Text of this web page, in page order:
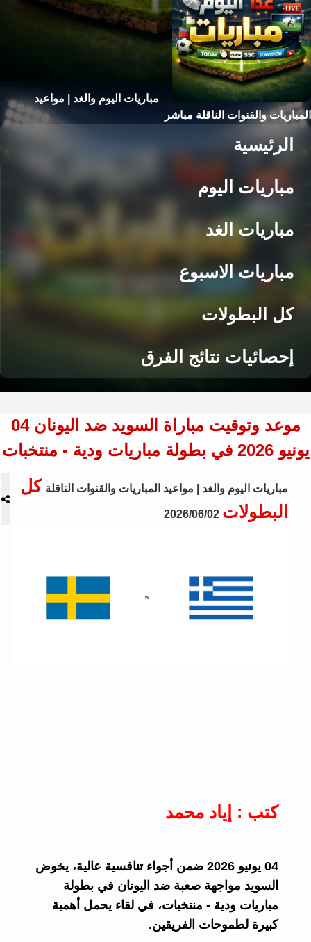
مباريات اليوم والغد | مواعيد
المباريات والقنوات الناقلة مباشر
الرئيسية
مباريات اليوم
مباريات الغد
مباريات الاسبوع
كل البطولات
إحصائيات نتائج الفرق
موعد وتوقيت مباراة السويد ضد اليونان 04
يونيو 2026 في بطولة مباريات ودية - منتخبات
مباريات اليوم والغد | مواعيد المباريات والقنوات الناقلة كل
البطولات 2026/06/02
كتب : إياد محمد
04 يونيو 2026 ضمن أجواء تنافسية عالية، يخوض
السويد مواجهة صعبة ضد اليونان في بطولة
مباريات ودية - منتخبات، في لقاء يحمل أهمية
كبيرة لطموحات الفريقين.